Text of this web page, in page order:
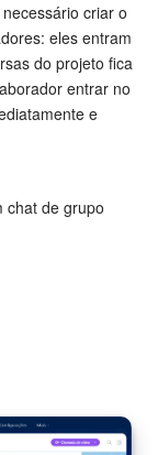
criar o
eles entram
do projeto fica
entrar no
e
chat de grupo